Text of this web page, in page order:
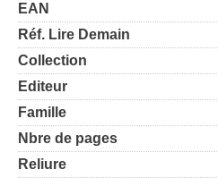
EAN
Réf. Lire Demain
Collection
Editeur
Famille
Nbre de pages
Reliure